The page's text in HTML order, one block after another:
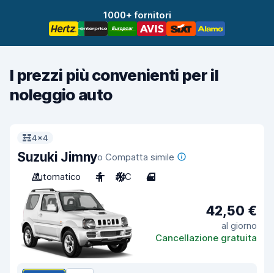
1000+ fornitori
I prezzi più convenienti per il
noleggio auto
4x4
Suzuki Jimnyo Compatta simile
Automatico
4 A/C 4
42,50 €
al giorno
Cancellazione gratuita